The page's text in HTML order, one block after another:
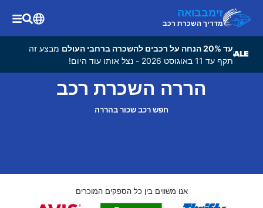
זימבבואה
מדריך השכרת רכב
עד 20% הנחה על רכבים להשכרה ברחבי העולם
מבצע זה
תקף עד 11 באוגוסט 2026 - נצל אותו עוד היום!
הררה השכרת רכב
חפש רכב שכור בהררה
אנו משווים בין כל הספקים המוכרים